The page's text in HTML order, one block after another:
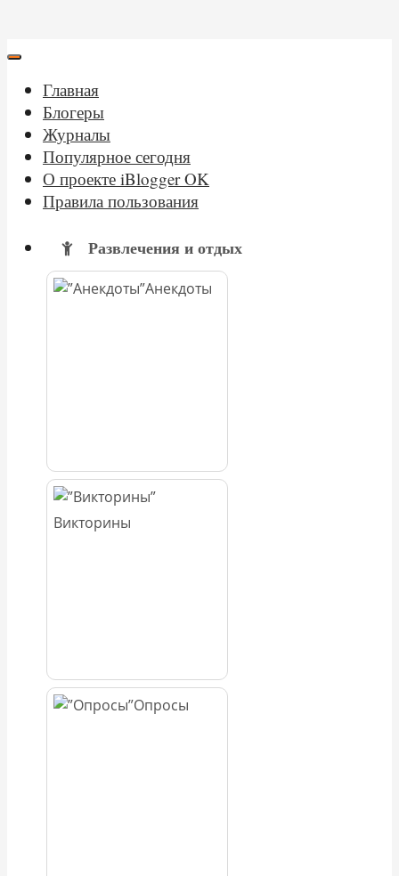
Главная
Блогеры
Журналы
Популярное сегодня
О проекте iBlogger OK
Правила пользования
Развлечения и отдых
Анекдоты
Викторины
Опросы